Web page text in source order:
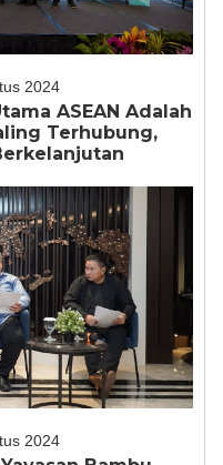
2024
ASEAN Adalah
Terhubung,
2024